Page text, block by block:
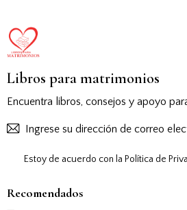
Libros para matrimonios
Encuentra libros, consejos y apoyo
Estoy de acuerdo con la Política de
Recomendados